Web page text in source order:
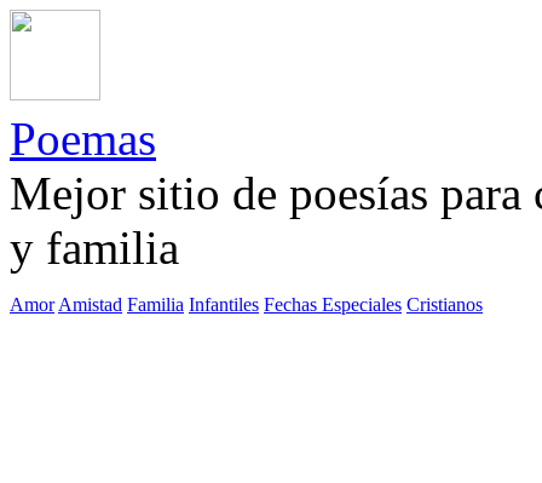
Poemas
Mejor sitio de poesías
y familia
Amor Amistad Familia Infantiles Fechas Especiales Cristianos